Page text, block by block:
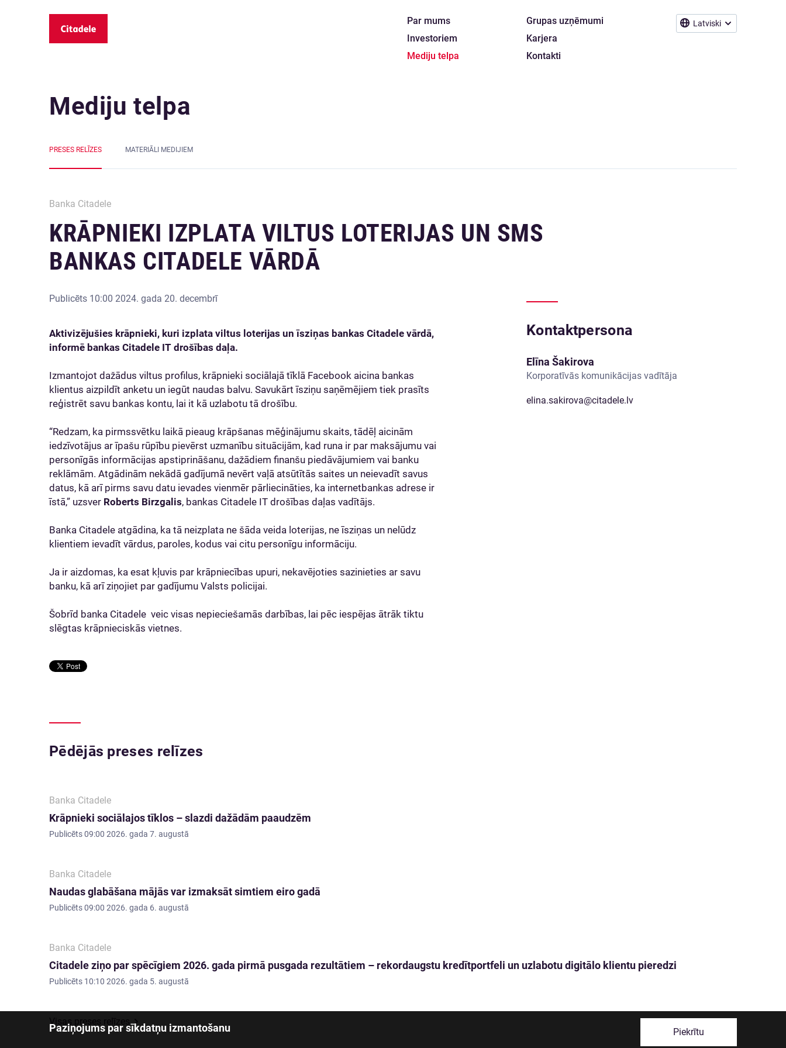
Paziņojums par sīkdatņu izmantošanu Piekrītu
Latviski
Par mums
Investoriem
Mediju telpa
Grupas uzņēmumi
Karjera
Kontakti
Mediju telpa
PRESES RELĪZES MATERIĀLI MEDIJIEM
Banka Citadele
KRĀPNIEKI IZPLATA VILTUS LOTERIJAS UN SMS
BANKAS CITADELE VĀRDĀ
Publicēts 10:00 2024. gada 20. decembrī
Aktivizējušies krāpnieki, kuri izplata viltus loterijas un īsziņas bankas Citadele vārdā,
informē bankas Citadele IT drošības daļa.
Izmantojot dažādus viltus profilus, krāpnieki sociālajā tīklā Facebook aicina bankas
klientus aizpildīt anketu un iegūt naudas balvu. Savukārt īsziņu saņēmējiem tiek prasīts
reģistrēt savu bankas kontu, lai it kā uzlabotu tā drošību.
“Redzam, ka pirmssvētku laikā pieaug krāpšanas mēģinājumu skaits, tādēļ aicinām
iedzīvotājus ar īpašu rūpību pievērst uzmanību situācijām, kad runa ir par maksājumu vai
personīgās informācijas apstiprināšanu, dažādiem finanšu piedāvājumiem vai banku
reklāmām. Atgādinām nekādā gadījumā nevērt vaļā atsūtītās saites un neievadīt savus
datus, kā arī pirms savu datu ievades vienmēr pārliecināties, ka internetbankas adrese ir
īstā,” uzsver Roberts Birzgalis, bankas Citadele IT drošības daļas vadītājs.
Banka Citadele atgādina, ka tā neizplata ne šāda veida loterijas, ne īsziņas un nelūdz
klientiem ievadīt vārdus, paroles, kodus vai citu personīgu informāciju.
Ja ir aizdomas, ka esat kļuvis par krāpniecības upuri, nekavējoties sazinieties ar savu
banku, kā arī ziņojiet par gadījumu Valsts policijai.
Šobrīd banka Citadele veic visas nepieciešamās darbības, lai pēc iespējas ātrāk tiktu
slēgtas krāpnieciskās vietnes.
Kontaktpersona
Elīna Šakirova
Korporatīvās komunikācijas vadītāja
elina.sakirova@citadele.lv
Pēdējās preses relīzes
Banka Citadele
Krāpnieki sociālajos tīklos – slazdi dažādām paaudzēm
Publicēts09:00 2026. gada 7. augustā
Banka Citadele
Naudas glabāšana mājās var izmaksāt simtiem eiro gadā
Publicēts09:00 2026. gada 6. augustā
Banka Citadele
Citadele ziņo par spēcīgiem 2026. gada pirmā pusgada rezultātiem – rekordaugstu kredītportfeli un uzlabotu digitālo klientu pieredzi
Publicēts 10:10 2026. gada 5. augustā
Visas preses relīzes